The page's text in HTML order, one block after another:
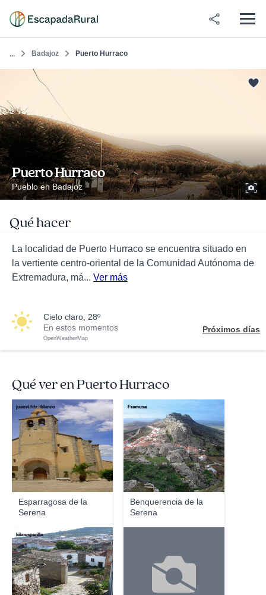
... Badajoz Puerto Hurraco
Puerto Hurraco
Pueblo en Badajoz
Qué hacer
La localidad de Puerto Hurraco se encuentra situado en
la vertiente centro-oriental de la Comunidad Autónoma de
Extremadura, má... Ver más
cielo claro, 28º
En estos momentos
OpenWeatherMap
Próximos días
Qué ver en Puerto Hurraco
Esparragosa de la
Serena
juanvi.fdz.-blanco
Benquerencia de la
Serena
Framusa
kikoesperilla